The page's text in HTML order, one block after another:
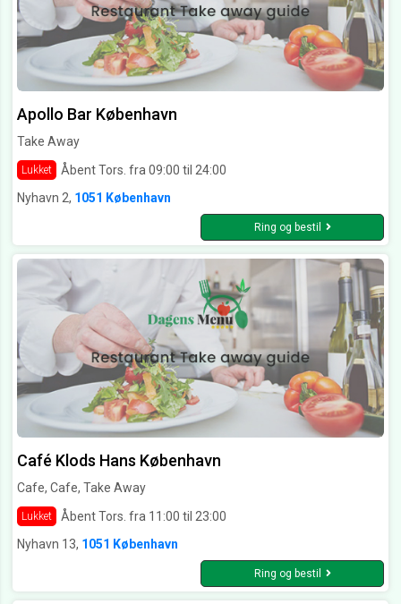
Apollo Bar København
Take Away
Lukket
Åbent Tors. fra 09:00 til 24:00
Nyhavn 2, 1051 København
Ring og bestil
Café Klods Hans København
Cafe, Cafe, Take Away
Lukket
Åbent Tors. fra 11:00 til 23:00
Nyhavn 13, 1051 København
Ring og bestil